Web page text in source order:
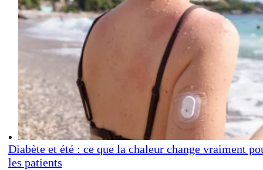
Diabète et été : ce que la chaleur change vraiment
les patients